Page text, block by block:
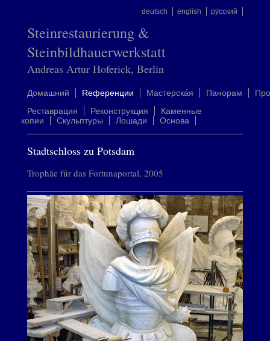
deutsch english ру́сский
Steinrestaurierung &
Steinbildhauerwerkstatt
Andreas Artur Hoferick, Berlin
Домашний Rеференции Mастерска́я Панорам
Реставрация
Реконструкция
Каменные
копии
Скульптуры Лошади Oснова
Stadtschloss zu Potsdam
Trophäe für das Fortunaportal, 2005